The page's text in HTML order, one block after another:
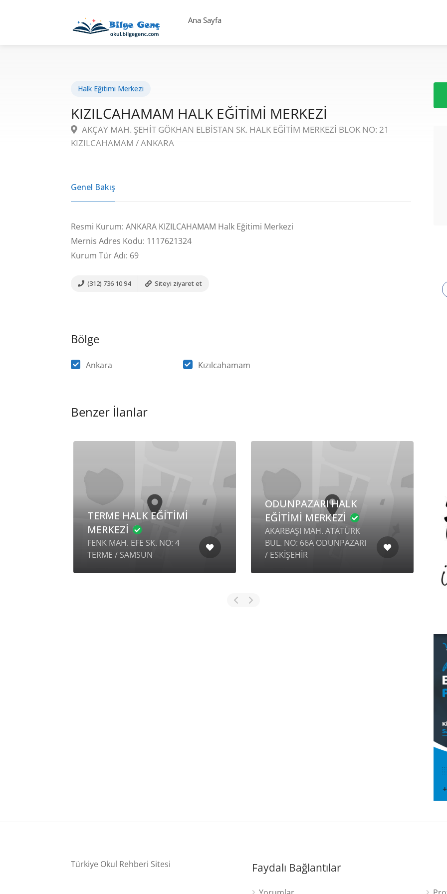
Ana Sayfa
Halk Eğitimi Merkezi
KIZILCAHAMAM HALK EĞİTİMİ MERKEZİ
AKÇAY MAH. ŞEHİT GÖKHAN ELBİSTAN SK. HALK EĞİTİM MERKEZİ BLOK NO: 21
KIZILCAHAMAM / ANKARA
Genel Bakış
Resmi Kurum: ANKARA KIZILCAHAMAM Halk Eğitimi Merkezi
Mernis Adres Kodu: 1117621324
Kurum Tür Adı: 69
(312) 736 10 94 Siteyi ziyaret et
Bölge
Ankara Kızılcahamam
Benzer İlanlar
TERME HALK EĞİTİMİ
MERKEZİ
FENK MAH. EFE SK. NO: 4
TERME / SAMSUN
ODUNPAZARI HALK
EĞİTİMİ MERKEZİ
AKARBAŞI MAH. ATATÜRK
BUL. NO: 66A ODUNPAZARI
/ ESKİŞEHİR
Türkiye Okul Rehberi Sitesi Faydalı Bağlantılar